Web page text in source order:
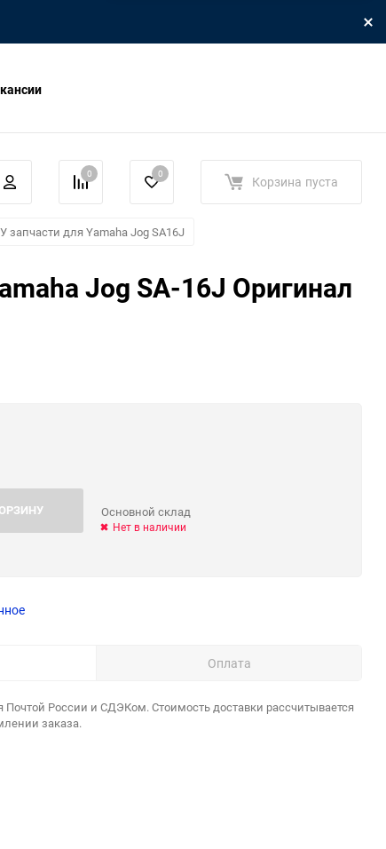
0 0 Корзина пуста
запчасти для Yamaha Jog SA16J
Jog SA-16J Оригинал
Основной склад
Нет в наличии
Оплата
Почтой России и СДЭКом. Стоимость доставки рассчитывается
заказа.